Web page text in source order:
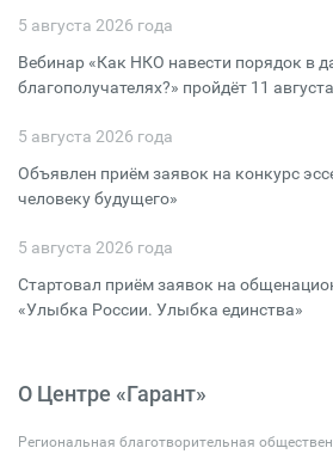
5 августа 2026 года
Вебинар «Как НКО навести порядок в
благополучателях?» пройдёт 11 августа
5 августа 2026 года
Объявлен приём заявок на конкурс
человеку будущего»
5 августа 2026 года
Стартовал приём заявок на
«Улыбка России. Улыбка единства»
О Центре «Гарант»
Региональная благотворительная